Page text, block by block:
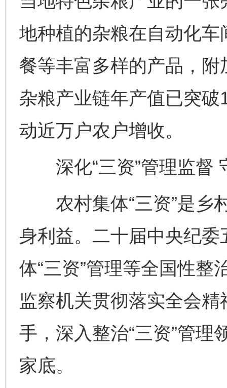
地种植的杂粮在自动化
餐等丰富多样的产品，
杂粮产业链年产值已突
动近万户农户增收。
深化“三资”管理监督
农村集体“三资”是乡
身利益。二十届中央纪
体“三资”管理等全国性整
监察机关贯彻落实全会精
手，深入整治“三资”管理
家底。